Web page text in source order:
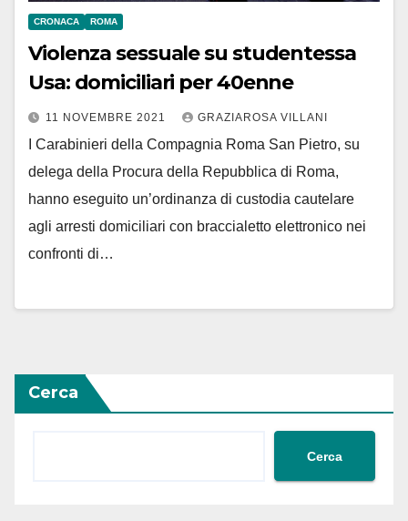
CRONACA ROMA
Violenza sessuale su studentessa
Usa: domiciliari per 40enne
11 NOVEMBRE 2021 GRAZIAROSA VILLANI
I Carabinieri della Compagnia Roma San Pietro, su
delega della Procura della Repubblica di Roma,
hanno eseguito un’ordinanza di custodia cautelare
agli arresti domiciliari con braccialetto elettronico nei
confronti di…
Cerca
Cerca